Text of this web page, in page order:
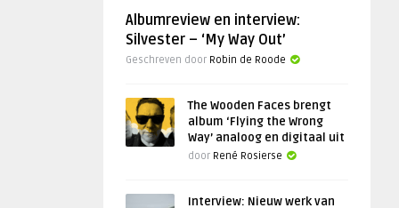
Albumreview en interview:
Silvester – ‘My Way Out’
Geschreven door Robin de Roode
The Wooden Faces brengt
album ‘Flying the Wrong
Way’ analoog en digitaal uit
door René Rosierse
Interview: Nieuw werk van